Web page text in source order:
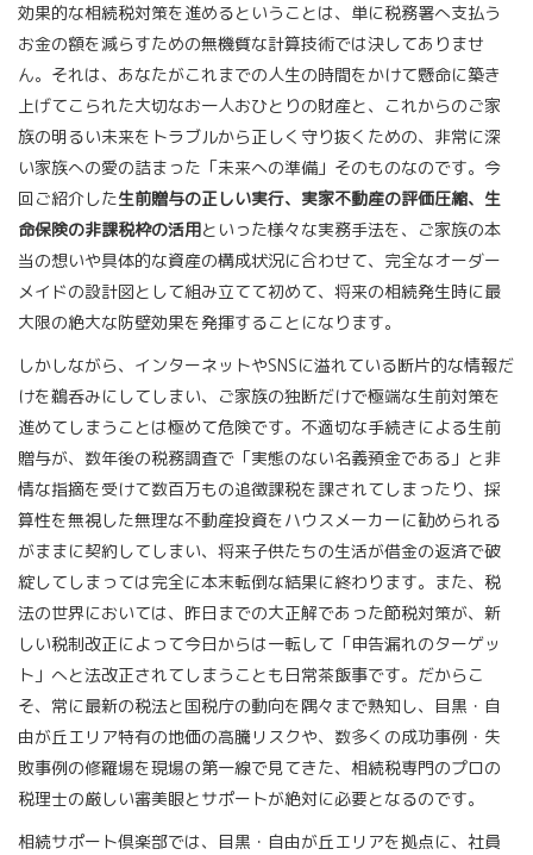
効果的な相続税対策を進めるということは、単に税務署へ支払う
お金の額を減らすための無機質な計算技術では決してありませ
ん。それは、あなたがこれまでの人生の時間をかけて懸命に築き
上げてこられた大切なお一人おひとりの財産と、これからのご家
族の明るい未来をトラブルから正しく守り抜くための、非常に深
い家族への愛の詰まった「未来への準備」そのものなのです。今
回ご紹介した生前贈与の正しい実行、実家不動産の評価圧縮、生
命保険の非課税枠の活用といった様々な実務手法を、ご家族の本
当の想いや具体的な資産の構成状況に合わせて、完全なオーダー
メイドの設計図として組み立てて初めて、将来の相続発生時に最
大限の絶大な防壁効果を発揮することになります。
しかしながら、インターネットやSNSに溢れている断片的な情報だ
けを鵜呑みにしてしまい、ご家族の独断だけで極端な生前対策を
進めてしまうことは極めて危険です。不適切な手続きによる生前
贈与が、数年後の税務調査で「実態のない名義預金である」と非
情な指摘を受けて数百万もの追徴課税を課されてしまったり、採
算性を無視した無理な不動産投資をハウスメーカーに勧められる
がままに契約してしまい、将来子供たちの生活が借金の返済で破
綻してしまっては完全に本末転倒な結果に終わります。また、税
法の世界においては、昨日までの大正解であった節税対策が、新
しい税制改正によって今日からは一転して「申告漏れのターゲッ
ト」へと法改正されてしまうことも日常茶飯事です。だからこ
そ、常に最新の税法と国税庁の動向を隅々まで熟知し、目黒・自
由が丘エリア特有の地価の高騰リスクや、数多くの成功事例・失
敗事例の修羅場を現場の第一線で見てきた、相続税専門のプロの
税理士の厳しい審美眼とサポートが絶対に必要となるのです。
相続サポート倶楽部では、目黒・自由が丘エリアを拠点に、社員